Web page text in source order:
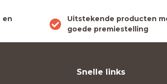
en
Uitstekende producten
goede premiestelling
Snelle links